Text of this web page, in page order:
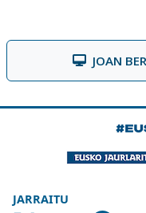
JOAN
JARRAITU